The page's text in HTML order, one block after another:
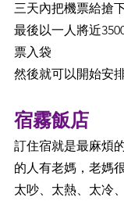
三天內把機票給搶
最後以一人將近
票入袋
然後就可以開始安
宿霧飯店
訂住宿就是最麻煩
的人有老媽，老媽
太吵、太熱、太冷